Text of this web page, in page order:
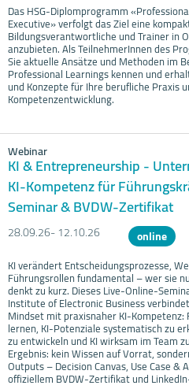
Das HSG-Diplomprogramm
Executive» verfolgt das Ziel eine
Bildungsverantwortliche und Trainer in
anzubieten. Als TeilnehmerInnen des
Sie aktuelle Ansätze und Methoden im
Professional Learnings kennen und
und Konzepte für Ihre berufliche Praxis
Kompetenzentwicklung.
Webinar
KI & Entrepreneurship -
KI-Kompetenz für
Seminar & BVDW-Zertifikat
28.09.26- 12.10.26 online
KI verändert Entscheidungsprozesse,
Führungsrollen fundamental – wer sie
denkt zu kurz. Dieses Live-Online-
Institute of Electronic Business
Mindset mit praxisnaher KI-Kompetenz:
lernen, KI-Potenziale systematisch zu
zu entwickeln und KI wirksam im Team
Ergebnis: kein Wissen auf Vorrat,
Outputs – Decision Canvas, Use Case &
offiziellem BVDW-Zertifikat und